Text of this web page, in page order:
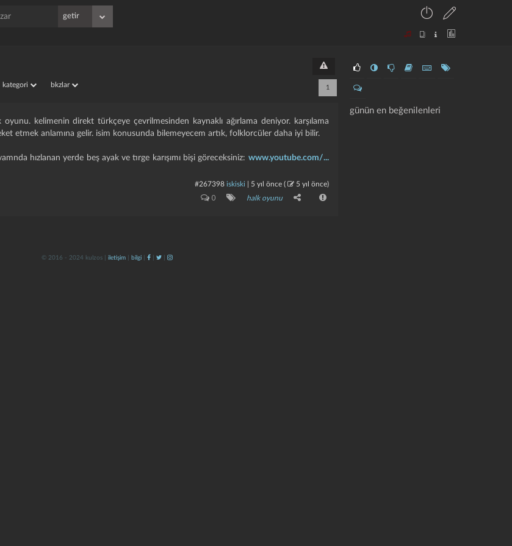
günün en beğenilenleri
kategori bkzlar 1
kelimenin direkt türkçeye çevrilmesinden kaynaklı ağırlama deniyor. karşılama
etmek anlamına gelir. isim konusunda bilemeyecem artık, folklorcüler daha iyi bilir.
hızlanan yerde beş ayak ve tırge karışımı bişi göreceksiniz: www.youtube.com/...
#267398 iskiski 5 yıl önce ( 5 yıl önce)
0 halk oyunu
© 2016 - 2024 kulzos | iletişim bilgi